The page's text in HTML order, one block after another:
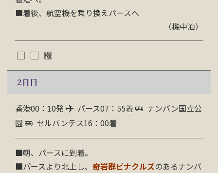
■着後、航空機を乗り換えパースへ
（機中泊）
2日目
香港00：10発 パース07：55着
ナンバン国立公
園
セルバンテス16：00着
■朝、パースに到着。
■パースより北上し、 奇岩群ピナクルズのあるナンバ